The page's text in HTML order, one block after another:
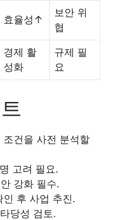
효율성↑
보안 위
협
경제 활
성화
규제 필
요
조건을 사전 분석할
고려 필요.
강화 필수.
인 후 사업 추진.
당성 검토.